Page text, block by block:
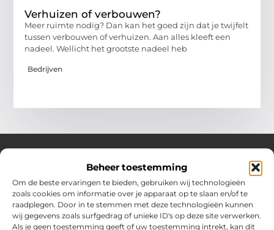
Beheer toestemming
Om de beste ervaringen te bieden, gebruiken wij technologieën
zoals cookies om informatie over je apparaat op te slaan en/of te
raadplegen. Door in te stemmen met deze technologieën kunnen
wij gegevens zoals surfgedrag of unieke ID's op deze site verwerken.
Als je geen toestemming geeft of uw toestemming intrekt, kan dit
Verhuizen of verbouwen?
Meer ruimte nodig? Dan kan het goed zijn dat je twijfelt
tussen verbouwen of verhuizen. Aan alles kleeft een
nadeel. Wellicht het grootste nadeel heb
Bedrijven
Over Hotspotmagazine
Jouw bron voor inspiratie en handige tips voor het
dagelijks leven.
Verken een uitgebreide selectie blogs en artikelen
boordevol praktische adviezen en verrassende inzichten